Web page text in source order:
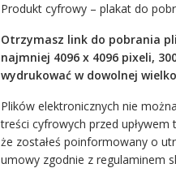
Produkt cyfrowy – plakat do
Otrzymasz link do pobrania
najmniej 4096 x 4096 pixeli,
wydrukować w dowolnej
Plików elektronicznych nie
treści cyfrowych przed
że zostałeś poinformowany o
umowy zgodnie z regulaminem